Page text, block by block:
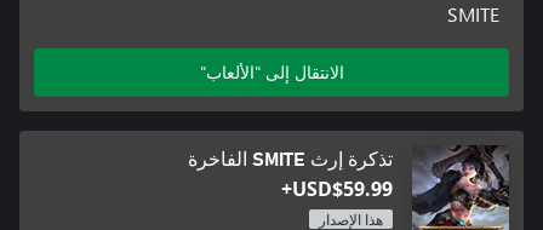
SMITE
الانتقال إلى "الألعاب"
تذكرة إرث SMITE الفاخرة
USD$59.99+
هذا الإصدار